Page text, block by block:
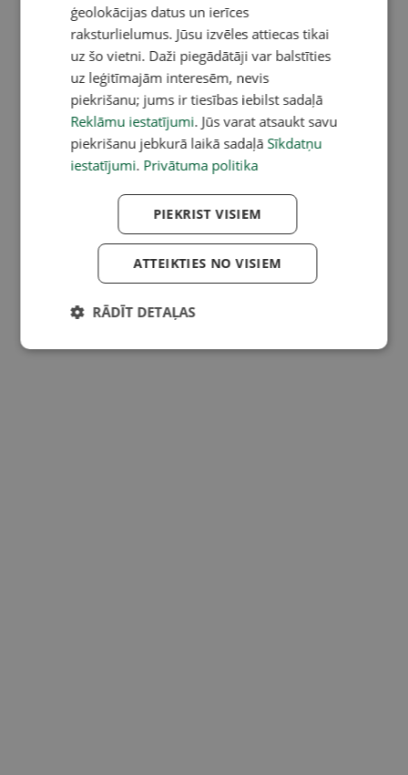
ģeolokācijas datus un ierīces
raksturlielumus. Jūsu izvēles attiecas tikai
uz šo vietni. Daži piegādātāji var balstīties
uz leģitīmajām interesēm, nevis
piekrišanu; jums ir tiesības iebilst sadaļā
Reklāmu iestatījumi. Jūs varat atsaukt savu
piekrišanu jebkurā laikā sadaļā Sīkdatņu
iestatījumi. Privātuma politika
PIEKRIST VISIEM
ATTEIKTIES NO VISIEM
RĀDĪT DETAĻAS